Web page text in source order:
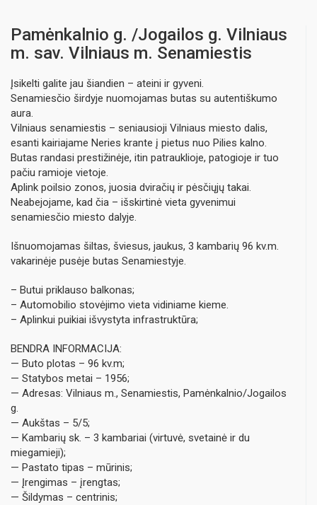
Pamėnkalnio g. /Jogailos g. Vilniaus
m. sav. Vilniaus m. Senamiestis
Įsikelti galite jau šiandien – ateini ir gyveni.
Senamiesčio širdyje nuomojamas butas su autentiškumo
aura.
Vilniaus senamiestis – seniausioji Vilniaus miesto dalis,
esanti kairiajame Neries krante į pietus nuo Pilies kalno.
Butas randasi prestižinėje, itin patrauklioje, patogioje ir tuo
pačiu ramioje vietoje.
Aplink poilsio zonos, juosia dviračių ir pėsčiųjų takai.
Neabejojame, kad čia – išskirtinė vieta gyvenimui
senamiesčio miesto dalyje.
Išnuomojamas šiltas, šviesus, jaukus, 3 kambarių 96 kv.m.
vakarinėje pusėje butas Senamiestyje.
– Butui priklauso balkonas;
– Automobilio stovėjimo vieta vidiniame kieme.
– Aplinkui puikiai išvystyta infrastruktūra;
BENDRA INFORMACIJA:
— Buto plotas – 96 kv.m;
— Statybos metai – 1956;
— Adresas: Vilniaus m., Senamiestis, Pamėnkalnio/Jogailos
g.
— Aukštas – 5/5;
— Kambarių sk. – 3 kambariai (virtuvė, svetainė ir du
miegamieji);
— Pastato tipas – mūrinis;
— Įrengimas – įrengtas;
— Šildymas – centrinis;